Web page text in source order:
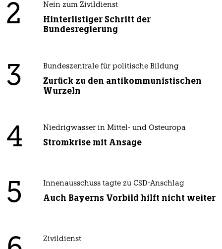
2 Nein zum Zivildienst
Hinterlistiger Schritt der
Bundesregierung
3 Bundeszentrale für politische Bildung
Zurück zu den antikommunistischen
Wurzeln
4 Niedrigwasser in Mittel- und Osteuropa
Stromkrise mit Ansage
5 Innenausschuss tagte zu CSD-Anschlag
Auch Bayerns Vorbild hilft nicht weiter
Zivildienst